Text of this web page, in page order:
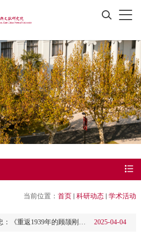
当前位置： 首页 科研动态 学术活动
：《重返1939年的顾颉刚与
2025-04-04